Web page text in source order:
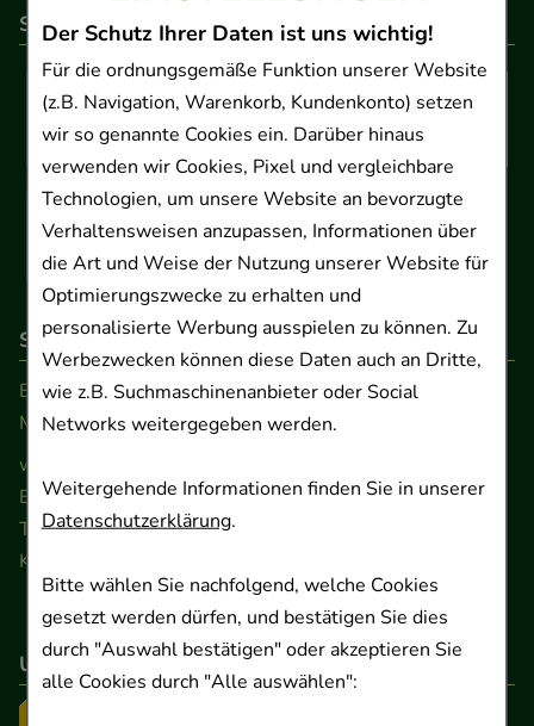
Der Schutz Ihrer Daten ist uns wichtig!
Für die ordnungsgemäße Funktion unserer Website
(z.B. Navigation, Warenkorb, Kundenkonto) setzen
wir so genannte Cookies ein. Darüber hinaus
verwenden wir Cookies, Pixel und vergleichbare
Technologien, um unsere Website an bevorzugte
Verhaltensweisen anzupassen, Informationen über
die Art und Weise der Nutzung unserer Website für
Optimierungszwecke zu erhalten und
personalisierte Werbung ausspielen zu können. Zu
Werbezwecken können diese Daten auch an Dritte,
wie z.B. Suchmaschinenanbieter oder Social
Networks weitergegeben werden.
Weitergehende Informationen finden Sie in unserer
Datenschutzerklärung.
Bitte wählen Sie nachfolgend, welche Cookies
gesetzt werden dürfen, und bestätigen Sie dies
durch "Auswahl bestätigen" oder akzeptieren Sie
alle Cookies durch "Alle auswählen":
So können Sie bezahlen
So erreichen Sie uns
Beratung und Kundenservice:
Montag - Freitag von 9.00 bis 17.00 Uhr
www.ApoSalis.de
Ernst-August-Platz 2 · 30159 Hannover
Telefon 0511 89 71 80 0 · Fax 0511 89 71 80 11
Kontaktformular
Unser Versanddienstleister